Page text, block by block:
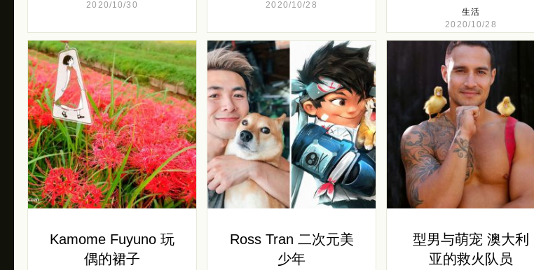
2020/10/30
2020/10/28
生活
2020/10/28
Kamome Fuyuno 玩
偶的裙子
Ross Tran 二次元美
少年
型男与萌宠 澳大利
亚的救火队员